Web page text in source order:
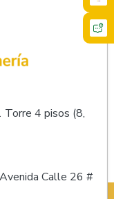
4 pisos (8,
Calle 26 #